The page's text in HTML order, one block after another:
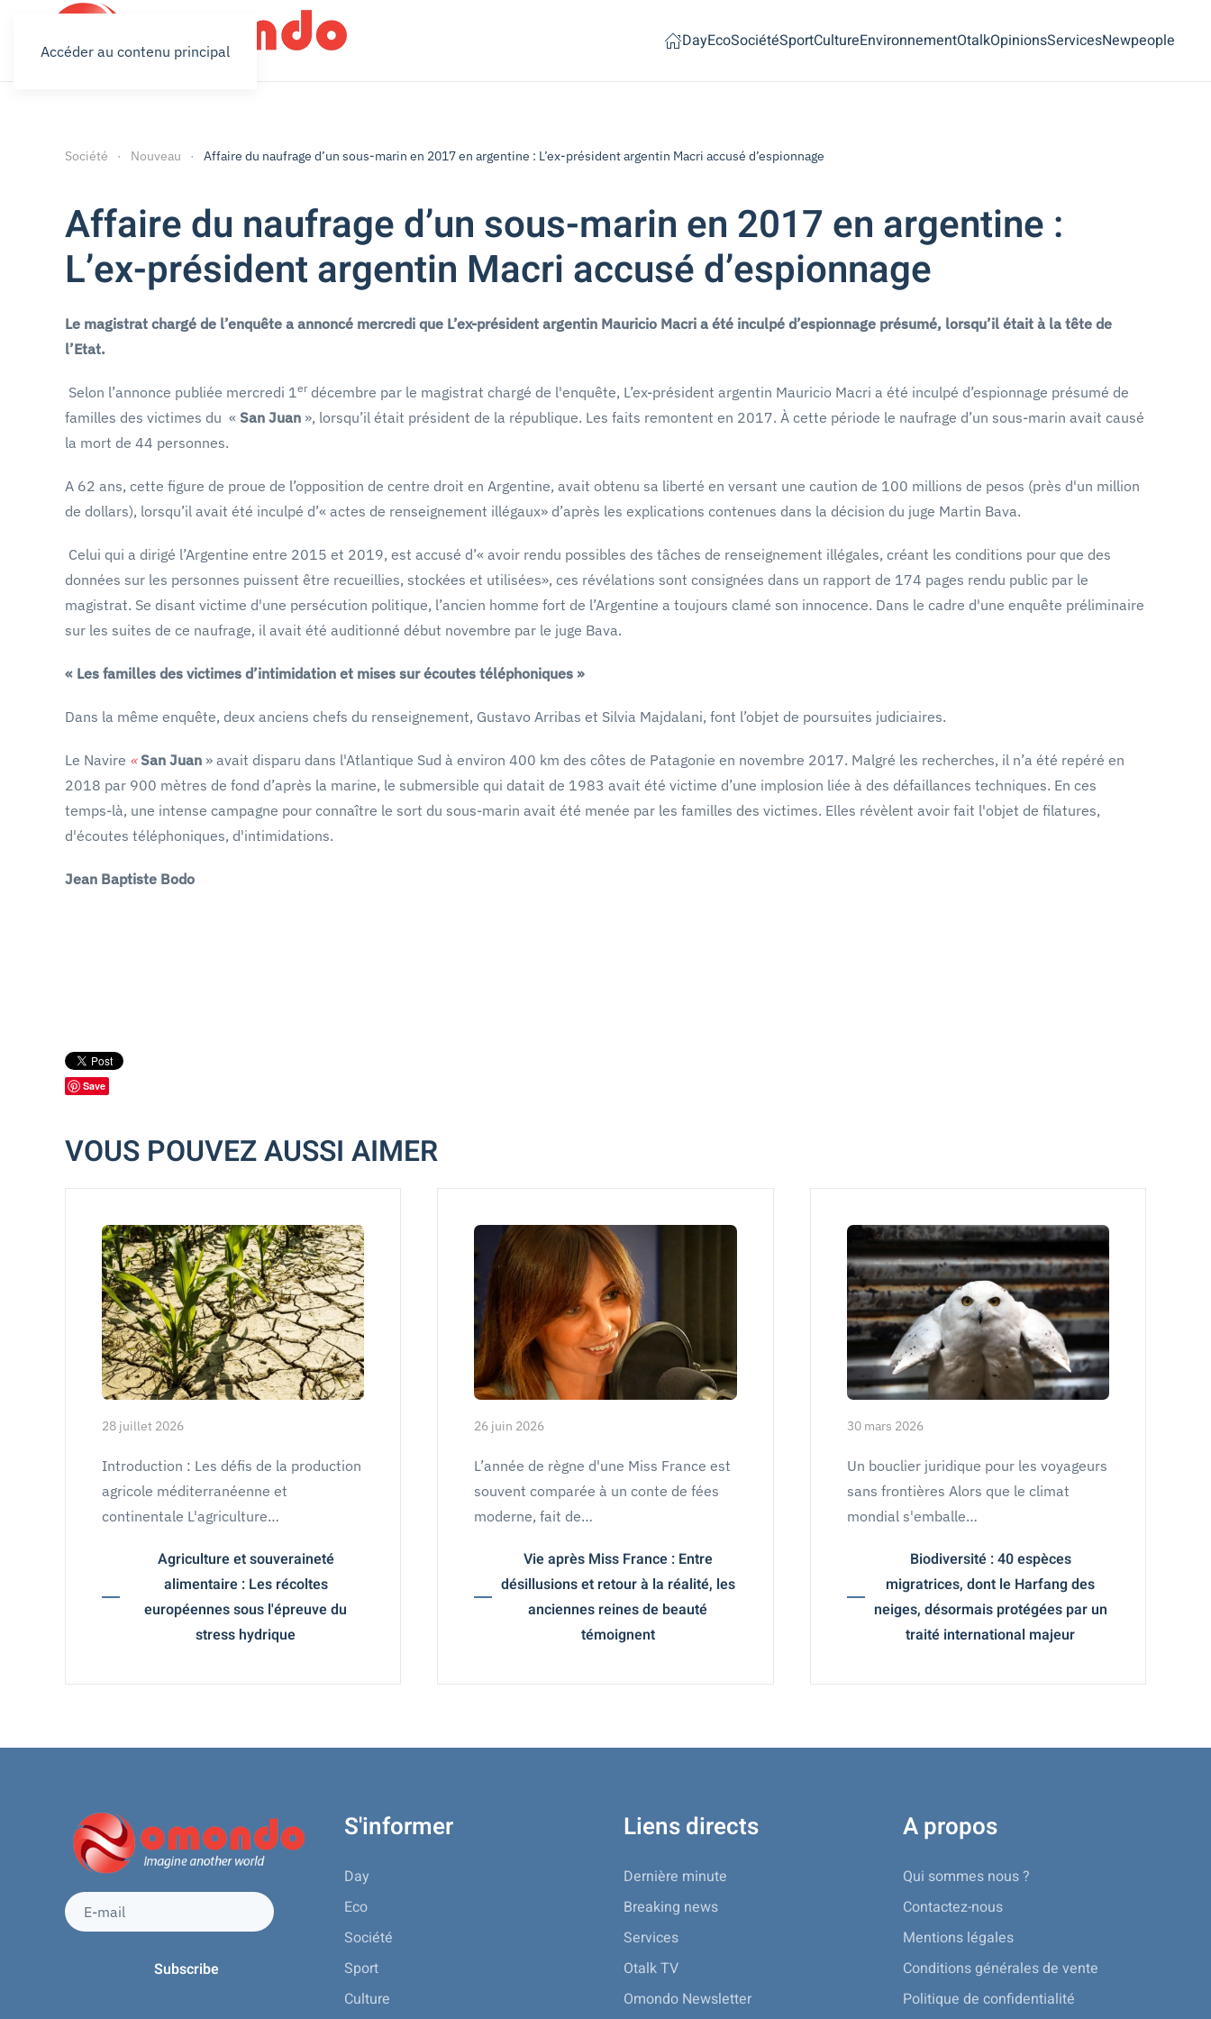
Accéder au contenu principal DayEcoSociétéSportCultureEnvironnementOtalkOpinionsServicesNewpeople
Société Nouveau Affaire du naufrage d’un sous-marin en 2017 en argentine : L’ex-président argentin Macri accusé d’espionnage
Affaire du naufrage d’un sous-marin en 2017 en argentine :
L’ex-président argentin Macri accusé d’espionnage
Le magistrat chargé de l’enquête a annoncé mercredi que L’ex-président argentin Mauricio Macri a été inculpé d’espionnage présumé, lorsqu’il était à la tête de
l’Etat.
Selon l’annonce publiée mercredi 1erdécembre par le magistrat chargé de l'enquête, L’ex-président argentin Mauricio Macri a été inculpé d’espionnage présumé de
familles des victimes du « San Juan », lorsqu’il était président de la république. Les faits remontent en 2017. À cette période le naufrage d’un sous-marin avait causé
la mort de 44 personnes.
A 62 ans, cette figure de proue de l’opposition de centre droit en Argentine, avait obtenu sa liberté en versant une caution de 100 millions de pesos (près d'un million
de dollars), lorsqu’il avait été inculpé d’« actes de renseignement illégaux» d’après les explications contenues dans la décision du juge Martin Bava.
Celui qui a dirigé l’Argentine entre 2015 et 2019, est accusé d’« avoir rendu possibles des tâches de renseignement illégales, créant les conditions pour que des
données sur les personnes puissent être recueillies, stockées et utilisées», ces révélations sont consignées dans un rapport de 174 pages rendu public par le
magistrat. Se disant victime d'une persécution politique, l’ancien homme fort de l’Argentine a toujours clamé son innocence. Dans le cadre d'une enquête préliminaire
sur les suites de ce naufrage, il avait été auditionné début novembre par le juge Bava.
« Les familles des victimes d’intimidation et mises sur écoutes téléphoniques »
Dans la même enquête, deux anciens chefs du renseignement, Gustavo Arribas et Silvia Majdalani, font l’objet de poursuites judiciaires.
Le Navire « San Juan » avait disparu dans l'Atlantique Sud à environ 400 km des côtes de Patagonie en novembre 2017. Malgré les recherches, il n’a été repéré en
2018 par 900 mètres de fond d’après la marine, le submersible qui datait de 1983 avait été victime d’une implosion liée à des défaillances techniques. En ces
temps-là, une intense campagne pour connaître le sort du sous-marin avait été menée par les familles des victimes. Elles révèlent avoir fait l'objet de filatures,
d'écoutes téléphoniques, d'intimidations.
Jean Baptiste Bodo
Save
VOUS POUVEZ AUSSI AIMER
28 juillet 2026
Introduction : Les défis de la production
agricole méditerranéenne et
continentale L'agriculture…
Agriculture et souveraineté
alimentaire : Les récoltes
européennes sous l'épreuve du
stress hydrique
26 juin 2026
L’année de règne d'une Miss France est
souvent comparée à un conte de fées
moderne, fait de…
Vie après Miss France : Entre
désillusions et retour à la réalité, les
anciennes reines de beauté
témoignent
30 mars 2026
Un bouclier juridique pour les voyageurs
sans frontières Alors que le climat
mondial s'emballe…
Biodiversité : 40 espèces
migratrices, dont le Harfang des
neiges, désormais protégées par un
traité international majeur
S'informer
Day
Eco
Société
Sport
Culture
Liens directs
Dernière minute
Breaking news
Services
Otalk TV
Omondo Newsletter
A propos
Qui sommes nous ?
Contactez-nous
Mentions légales
Conditions générales de vente
Politique de confidentialité